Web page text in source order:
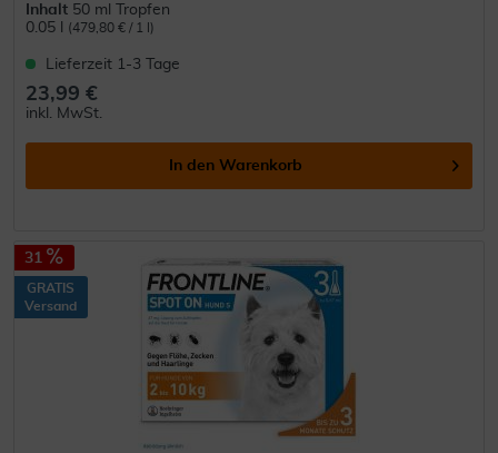
Inhalt 50 ml Tropfen
0.05 l
(479,80 € / 1 l)
Lieferzeit 1-3 Tage
23,99 €
inkl. MwSt.
In den Warenkorb
31
GRATIS
Versand